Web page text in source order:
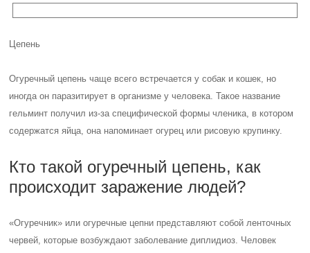
Цепень
Огуречный цепень чаще всего встречается у собак и кошек, но
иногда он паразитирует в организме у человека. Такое название
гельминт получил из-за специфической формы членика, в котором
содержатся яйца, она напоминает огурец или рисовую крупинку.
Кто такой огуречный цепень, как
происходит заражение людей?
«Огуречник» или огуречные цепни представляют собой ленточных
червей, которые возбуждают заболевание диплидиоз. Человек